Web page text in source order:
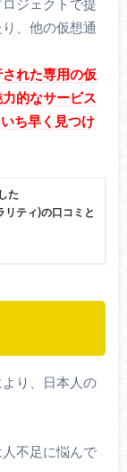
ジェクトで提
、他の仮想通
れた専用の仮
的なサービス
ち早く見つけ
た
ティ)の口コミと
り、日本人の
不足に悩んで